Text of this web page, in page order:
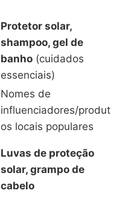
Protetor solar,
shampoo, gel de
banho (cuidados
essenciais)
Nomes de
influenciadores/produt
os locais populares
Luvas de proteção
solar, grampo de
cabelo